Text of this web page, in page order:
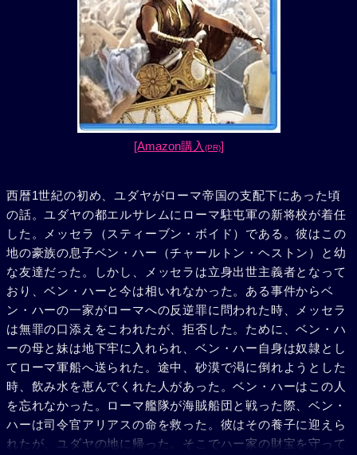
[Amazon購入 (PR)]
西暦1世紀の初め、ユダヤがローマ帝国の支配下にあった頃
の話。ユダヤの都エルサレムにローマ駐屯軍の新将校が着任
した。メッセラ（スティーブン・ボイド）である。彼はこの
地の豪族の息子ベン・ハー（チャールトン・ヘストン）と幼
な友達だった。しかし、メッセラは立身出世主義者となって
おり、ベン・ハーと今は相いれなかった。ある事件からベ
ン・ハーの一家がローマへの反逆罪に問われた時、メッセラ
は無罪の口添えをこわれたが、拒否した。ために、ベン・ハ
ーの母と妹は地下牢に入れられ、ベン・ハー自身は奴隷とし
てローマ軍船へ送られた。途中、砂漠で渇に倒れようとした
時、飲み水を恵んでくれた人があった。ベン・ハーはこの人
を忘れなかった。ローマ艦隊が海賊船団と戦った際、ベン・
ハーは司令官アリアスの命を救った。彼はその養子に迎えら
れたが、ユダヤの地に帰った。そこでハー家の財宝を守って